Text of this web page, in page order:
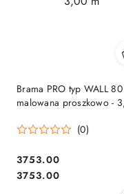
Brama PRO typ WALL
malowana proszkowo -
(0)
Cena:
3753.00
Cena:
3753.00